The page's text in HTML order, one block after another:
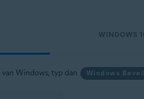
WINDOWS
van Windows, typ dan Windows